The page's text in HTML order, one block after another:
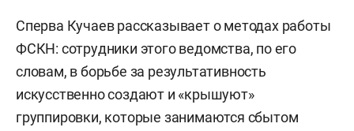
Сперва Кучаев рассказывает о методах работы
ФСКН: сотрудники этого ведомства, по его
словам, в борьбе за результативность
искусственно создают и «крышуют»
группировки, которые занимаются сбытом